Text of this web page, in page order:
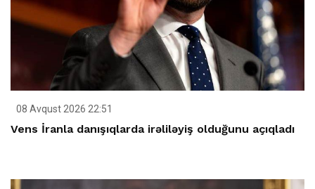
08 Avqust 2026 22:51
Vens İranla danışıqlarda irəliləyiş olduğunu açıqladı